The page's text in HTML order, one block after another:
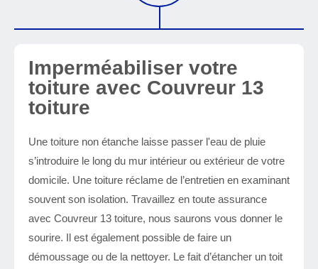
Imperméabiliser votre
toiture avec Couvreur 13
toiture
Une toiture non étanche laisse passer l'eau de pluie
s’introduire le long du mur intérieur ou extérieur de votre
domicile. Une toiture réclame de l’entretien en examinant
souvent son isolation. Travaillez en toute assurance
avec Couvreur 13 toiture, nous saurons vous donner le
sourire. Il est également possible de faire un
démoussage ou de la nettoyer. Le fait d’étancher un toit